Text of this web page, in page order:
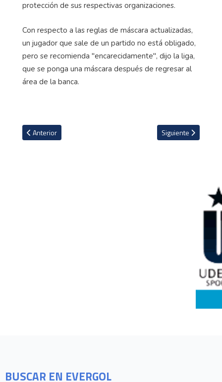
BUSCAR EN EVERGOL
protección de sus respectivas organizaciones.
Con respecto a las reglas de máscara actualizadas,
un jugador que sale de un partido no está obligado,
pero se recomienda "encarecidamente", dijo la liga,
que se ponga una máscara después de regresar al
área de la banca.
Artículo anterior: Conozca como Adidas y Nike invierten 3 mil
Anterior Artículo siguiente:
Siguiente